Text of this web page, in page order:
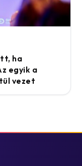
ha
egyik a
vezet